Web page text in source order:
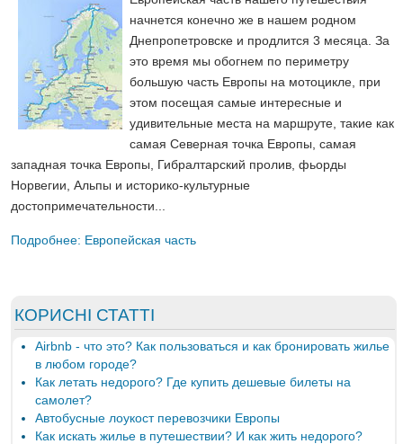
начнется конечно же в нашем родном
Днепропетровске и продлится 3 месяца. За
это время мы обогнем по периметру
большую часть Европы на мотоцикле, при
этом посещая самые интересные и
удивительные места на маршруте, такие как
самая Северная точка Европы, самая
западная точка Европы, Гибралтарский пролив, фьорды
Норвегии, Альпы и историко-культурные
достопримечательности...
Подробнее: Европейская часть
КОРИСНІ СТАТТІ
Airbnb - что это? Как пользоваться и как бронировать жилье
в любом городе?
Как летать недорого? Где купить дешевые билеты на
самолет?
Автобусные лоукост перевозчики Европы
Как искать жилье в путешествии? И как жить недорого?